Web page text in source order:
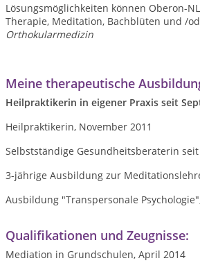
Lösungsmöglichkeiten können Oberon-
Therapie, Meditation, Bachblüten und /
Orthokularmedizin
Meine therapeutische
Heilpraktikerin in eigener Praxis seit
Heilpraktikerin, November 2011
Selbstständige Gesundheitsberaterin
3-jährige Ausbildung zur
Ausbildung "Transpersonale
Qualifikationen und Zeugnisse:
Mediation in Grundschulen, April 2014